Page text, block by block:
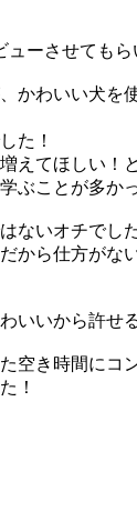
ーさせてもら
かわいい犬を
た！
えてほしい！
ぶことが多か
ないオチでし
から仕方が
いいから許せ
空き時間にコ
！